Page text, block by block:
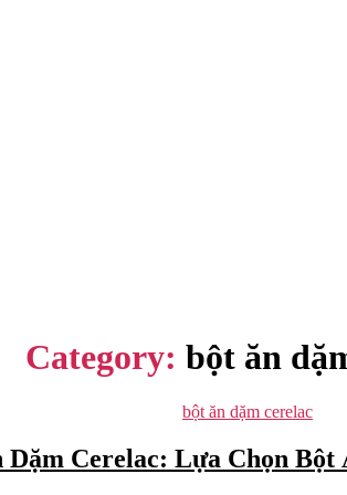
Category: bột ăn
Categories
bột ăn dặm cerelac
Dặm Cerelac: Lựa Chọn Bột